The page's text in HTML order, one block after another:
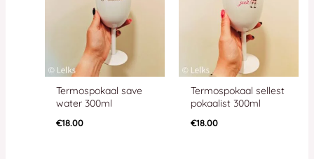
Termospokaal save
water 300ml
€18.00
Termospokaal sellest
pokaalist 300ml
€18.00